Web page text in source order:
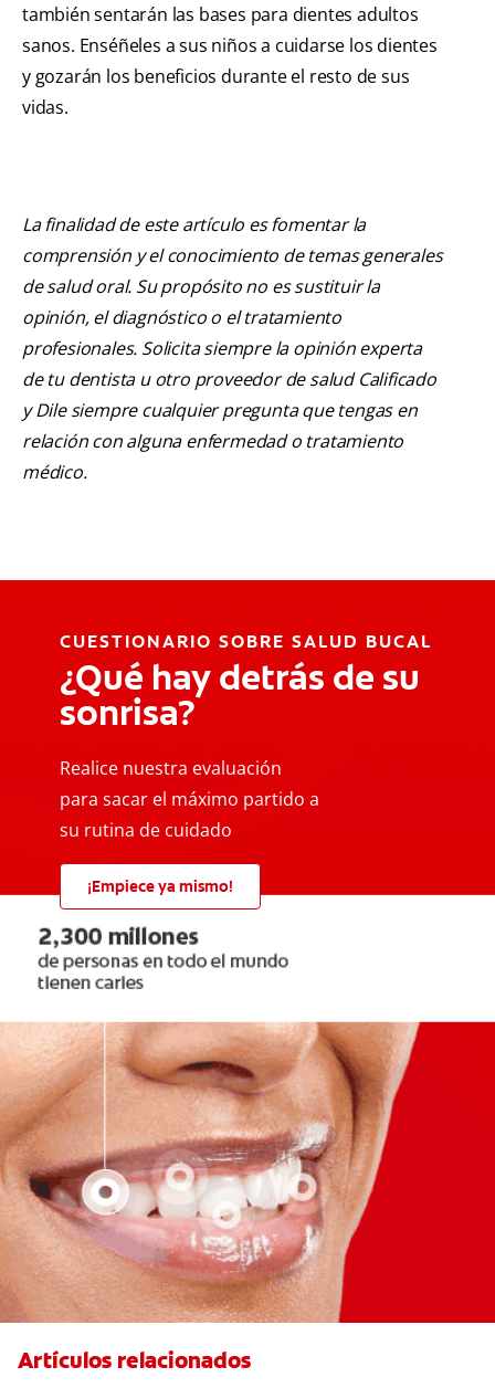
también sentarán las bases para dientes adultos
sanos. Enséñeles a sus niños a cuidarse los dientes
y gozarán los beneficios durante el resto de sus
vidas.
La finalidad de este artículo es fomentar la
comprensión y el conocimiento de temas generales
de salud oral. Su propósito no es sustituir la
opinión, el diagnóstico o el tratamiento
profesionales. Solicita siempre la opinión experta
de tu dentista u otro proveedor de salud Calificado
y Dile siempre cualquier pregunta que tengas en
relación con alguna enfermedad o tratamiento
médico.
CUESTIONARIO SOBRE SALUD BUCAL
¿Qué hay detrás de su
sonrisa?
Realice nuestra evaluación
para sacar el máximo partido a
su rutina de cuidado
¡Empiece ya mismo!
Artículos relacionados